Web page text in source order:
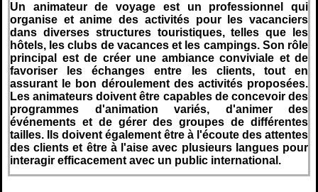
Un animateur de voyage est un professionnel qui
organise et anime des activités pour les vacanciers
dans diverses structures touristiques, telles que les
hôtels, les clubs de vacances et les campings. Son rôle
principal est de créer une ambiance conviviale et de
favoriser les échanges entre les clients, tout en
assurant le bon déroulement des activités proposées.
Les animateurs doivent être capables de concevoir des
programmes d'animation variés, d'animer des
événements et de gérer des groupes de différentes
tailles. Ils doivent également être à l'écoute des attentes
des clients et être à l'aise avec plusieurs langues pour
interagir efficacement avec un public international.